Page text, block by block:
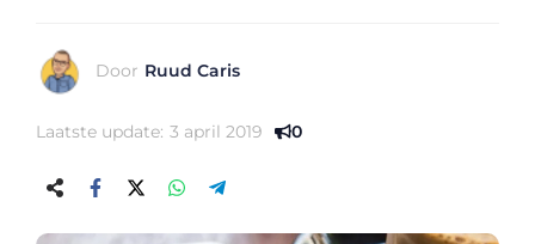
Door Ruud Caris
Laatste update: 3 april 2019 0